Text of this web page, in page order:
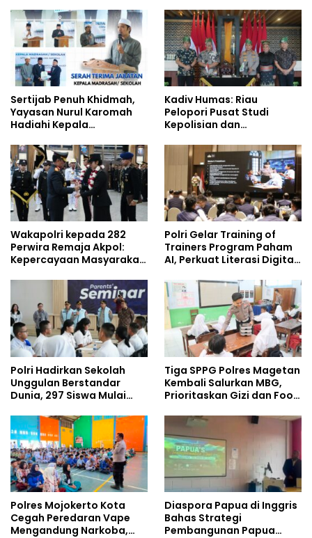
Studi Kepolisian
Era Digital
Sertijab Penuh Khidmah,
Yayasan Nurul Karomah
Hadiahi Kepala
Umrah
Kadiv Humas: Riau
Pelopori Pusat Studi
Kepolisian dan
Policing Masuki Babak
Wakapolri kepada 282
Perwira Remaja Akpol:
Kepercayaan Masyarakat
Polri Gelar Training of
Trainers Program Paham
AI, Perkuat Literasi Digital
Polri Hadirkan Sekolah
Unggulan Berstandar
Dunia, 297 Siswa Mulai
Tiga SPPG Polres Magetan
Kembali Salurkan MBG,
Prioritaskan Gizi dan Food
Polres Mojokerto Kota
Cegah Peredaran Vape
Mengandung Narkoba,
Diaspora Papua di Inggris
Bahas Strategi
Pembangunan Papua